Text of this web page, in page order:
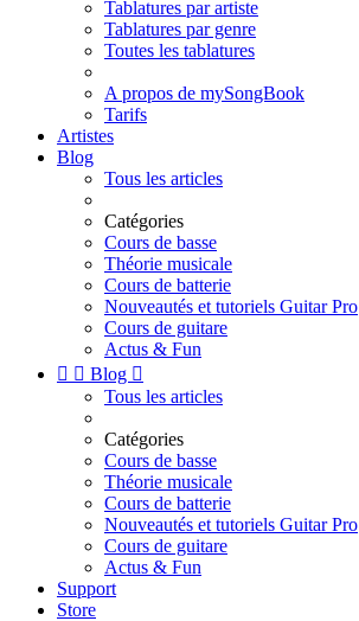
Tablatures par artiste
Tablatures par genre
Toutes les tablatures
A propos de mySongBook
Tarifs
Artistes
Blog
Tous les articles
Catégories
Cours de basse
Théorie musicale
Cours de batterie
Nouveautés et tutoriels Guitar Pro
Cours de guitare
Actus & Fun
  Blog 
Tous les articles
Catégories
Cours de basse
Théorie musicale
Cours de batterie
Nouveautés et tutoriels Guitar Pro
Cours de guitare
Actus & Fun
Support
Store